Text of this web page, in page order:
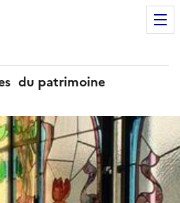
du patrimoine